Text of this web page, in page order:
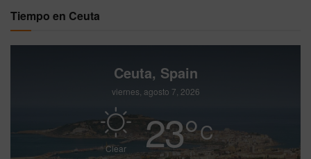
Tiempo en Ceuta
Ceuta, Spain
viernes, agosto 7, 2026
Clear 23°C